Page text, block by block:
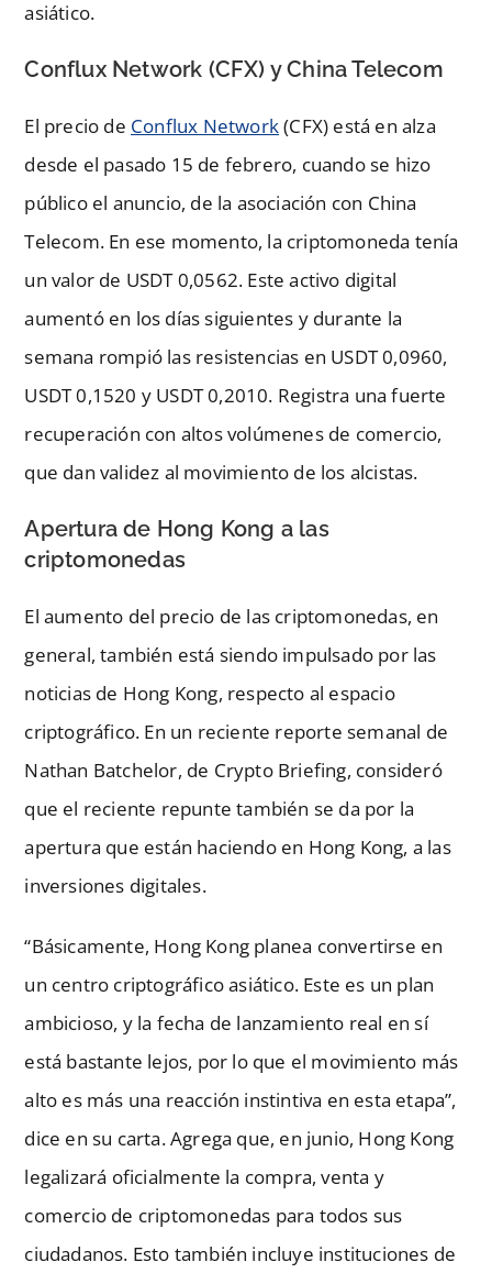
asiático.
Conflux Network (CFX) y China Telecom
El precio de Conflux Network(CFX) está en alza
desde el pasado 15 de febrero, cuando se hizo
público el anuncio, de la asociación con China
Telecom. En ese momento, la criptomoneda tenía
un valor de USDT 0,0562. Este activo digital
aumentó en los días siguientes y durante la
semana rompió las resistencias en USDT 0,0960,
USDT 0,1520 y USDT 0,2010. Registra una fuerte
recuperación con altos volúmenes de comercio,
que dan validez al movimiento de los alcistas.
Apertura de Hong Kong a las
criptomonedas
El aumento del precio de las criptomonedas, en
general, también está siendo impulsado por las
noticias de Hong Kong, respecto al espacio
criptográfico. En un reciente reporte semanal de
Nathan Batchelor, de Crypto Briefing, consideró
que el reciente repunte también se da por la
apertura que están haciendo en Hong Kong, a las
inversiones digitales.
“Básicamente, Hong Kong planea convertirse en
un centro criptográfico asiático. Este es un plan
ambicioso, y la fecha de lanzamiento real en sí
está bastante lejos, por lo que el movimiento más
alto es más una reacción instintiva en esta etapa”,
dice en su carta. Agrega que, en junio, Hong Kong
legalizará oficialmente la compra, venta y
comercio de criptomonedas para todos sus
ciudadanos. Esto también incluye instituciones de